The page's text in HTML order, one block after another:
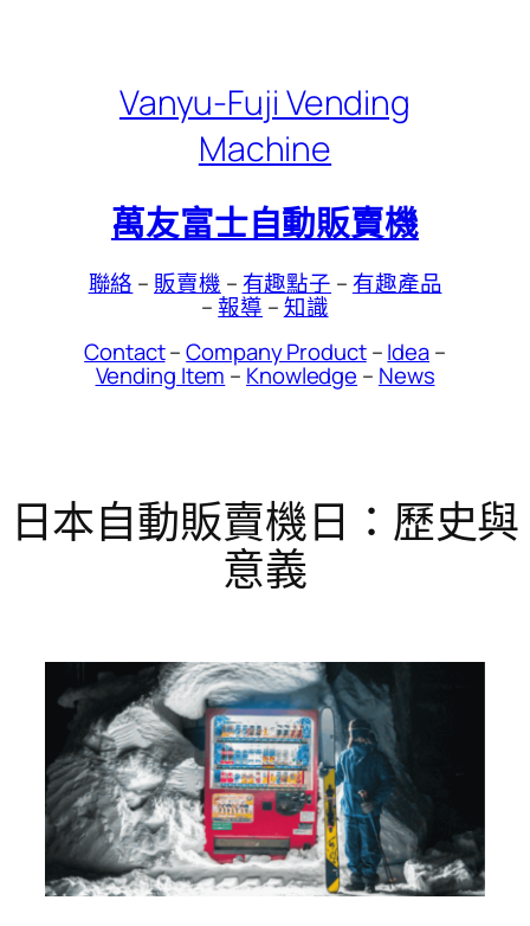
Vanyu-Fuji Vending
Machine
萬友富士自動販賣機
聯絡 – 販賣機 – 有趣點子 – 有趣產品
–報導 –知識
Contact–Company Product–Idea–
Vending Item – Knowledge – News
日本自動販賣機日：歷史與
意義